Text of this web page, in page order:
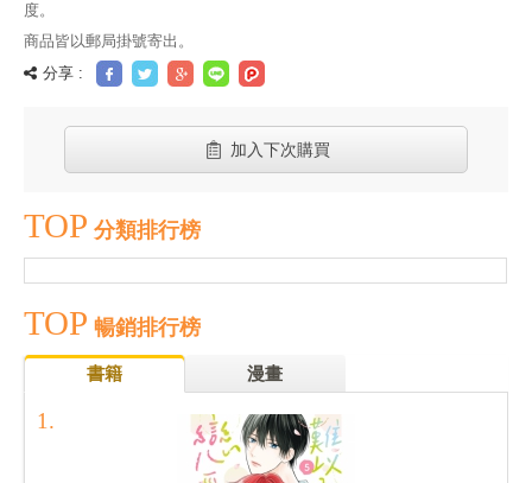
度。
商品皆以郵局掛號寄出。
分享 :
加入下次購買
TOP 分類排行榜
TOP 暢銷排行榜
書籍 漫畫